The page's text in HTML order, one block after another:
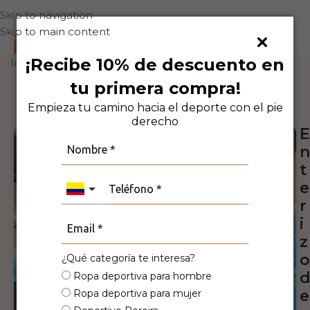
¡Recibe 10% de descuento en
tu primera compra!
Empieza tu camino hacia el deporte con el pie
derecho
¿Qué categoría te interesa?
Ropa deportiva para hombre
Ropa deportiva para mujer
Skip to navigation
Skip to main content
0
Inicio Deporte Natación
Personas viendo este producto ahora
mismo!
E
n
t
e
r
i
z
o
d
e